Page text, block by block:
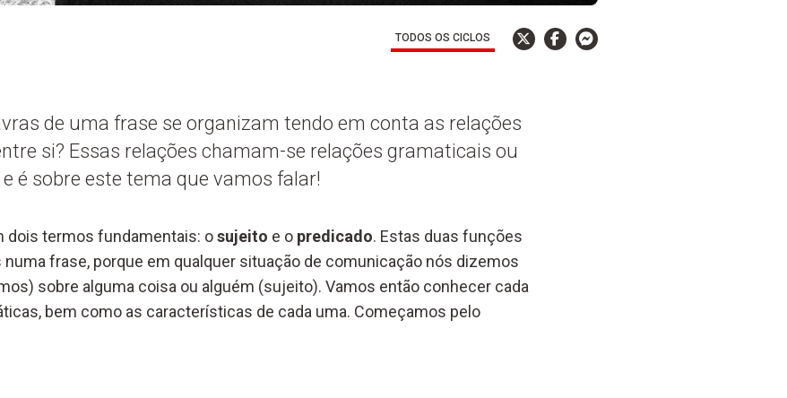
TODOS OS CICLOS
de uma frase se organizam tendo em conta as relações
si? Essas relações chamam-se relações gramaticais ou
é sobre este tema que vamos falar!
dois termos fundamentais: osujeito e o predicado. Estas duas funções
frase, porque em qualquer situação de comunicação nós dizemos
sobre alguma coisa ou alguém (sujeito). Vamos então conhecer cada
bem como as características de cada uma. Começamos pelo